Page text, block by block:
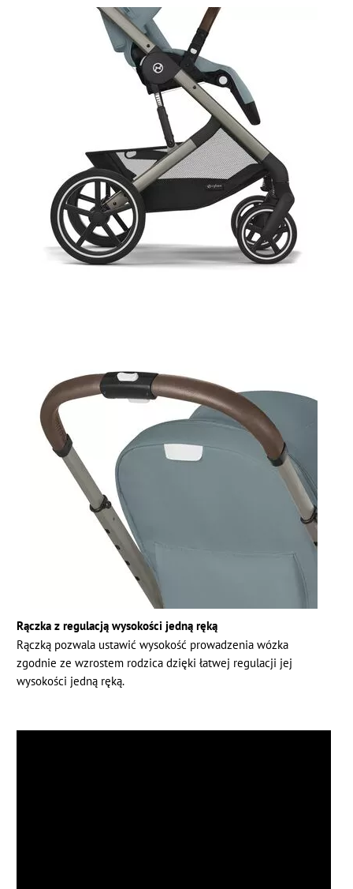
Rączka z regulacją wysokości jedną ręką
Rączką pozwala ustawić wysokość prowadzenia wózka
zgodnie ze wzrostem rodzica dzięki łatwej regulacji jej
wysokości jedną ręką.